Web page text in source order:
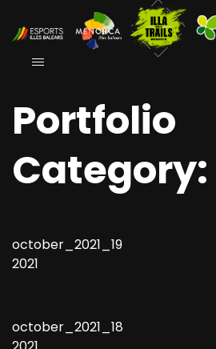
Portfolio
Category:
october_2021_19
2021
october_2021_18